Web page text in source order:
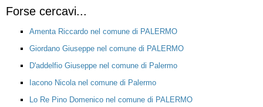
Forse cercavi...
Amenta Riccardo nel comune di PALERMO
Giordano Giuseppe nel comune di PALERMO
D'addelfio Giuseppe nel comune di Palermo
Iacono Nicola nel comune di Palermo
Lo Re Pino Domenico nel comune di PALERMO